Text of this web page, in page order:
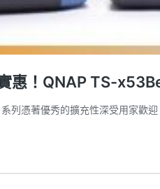
惠！QNAP TS-
列憑著優秀的擴充性深受用家歡